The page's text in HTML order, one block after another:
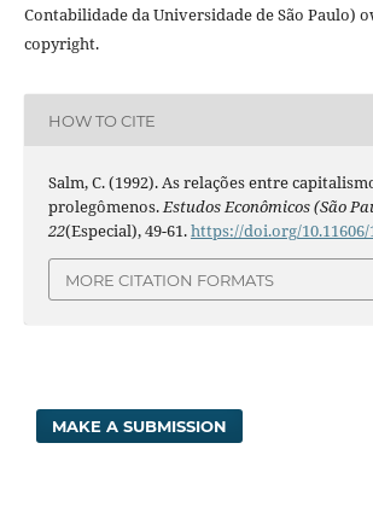
Contabilidade da Universidade de São Paulo)
copyright.
HOW TO CITE
Salm, C. (1992). As relações entre
prolegômenos.Estudos Econômicos (São
22(Especial), 49-61.https://doi.org/10.11606/
MORE CITATION FORMATS
MAKE A SUBMISSION